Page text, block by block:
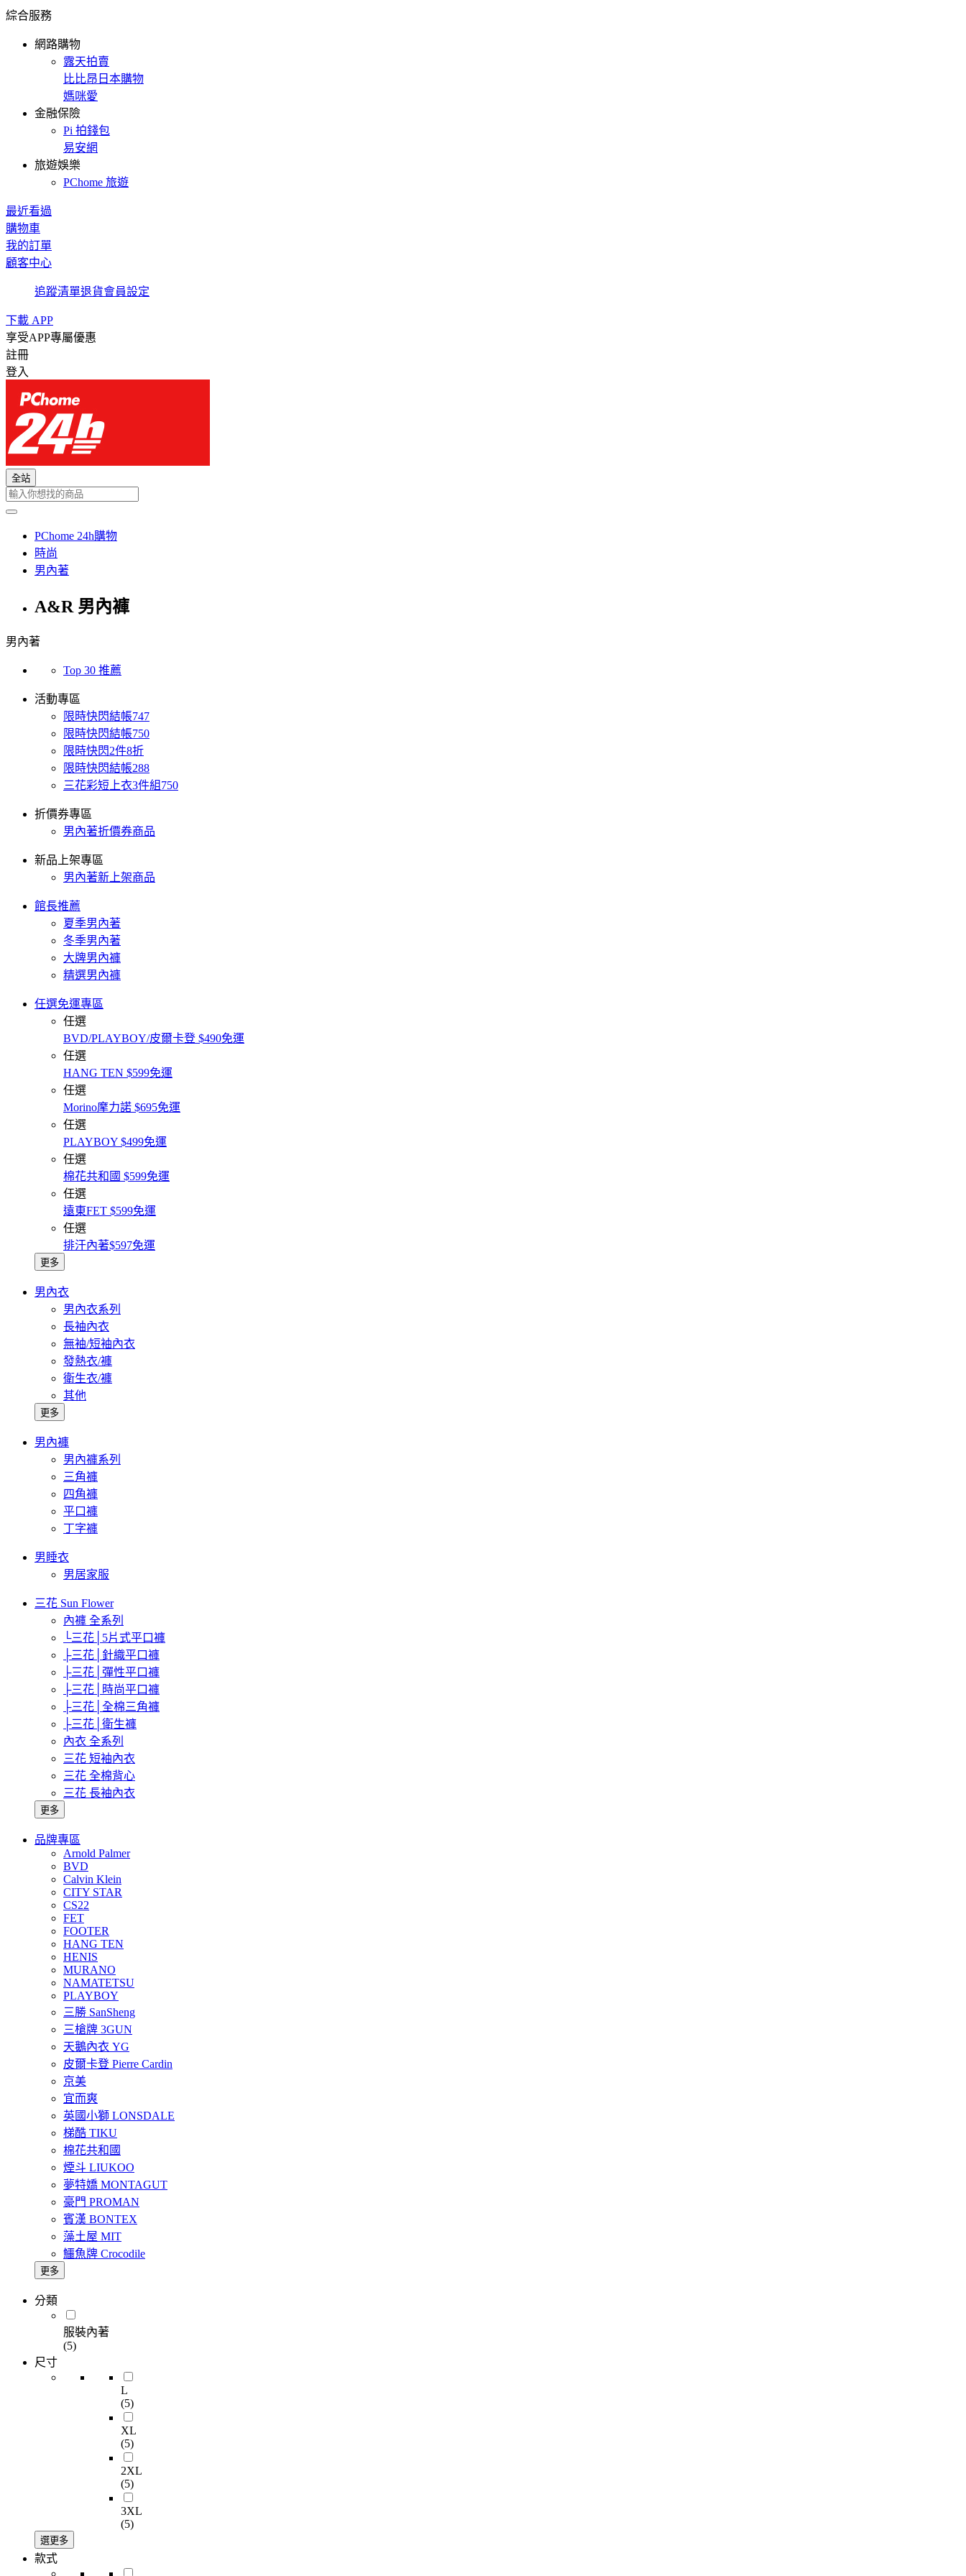
綜合服務
網路購物
露天拍賣
比比昂日本購物
媽咪愛
金融保險
Pi 拍錢包
易安網
旅遊娛樂
PChome 旅遊
最近看過
購物車
我的訂單
顧客中心
追蹤清單退貨會員設定
下載 APP
享受APP專屬優惠
註冊
登入
全站
PChome 24h購物
時尚
男內著
A&R 男內褲
男內著
Top 30 推薦
活動專區
限時快閃結帳747
限時快閃結帳750
限時快閃2件8折
限時快閃結帳288
三花彩短上衣3件組750
折價券專區
男內著折價券商品
新品上架專區
男內著新上架商品
館長推薦
夏季男內著
冬季男內著
大牌男內褲
精選男內褲
任選免運專區
任選
BVD/PLAYBOY/皮爾卡登 $490免運
任選
HANG TEN $599免運
任選
Morino摩力諾 $695免運
任選
PLAYBOY $499免運
任選
棉花共和國 $599免運
任選
遠東FET $599免運
任選
排汗內著$597免運
更多
男內衣
男內衣系列
長袖內衣
無袖/短袖內衣
發熱衣/褲
衛生衣/褲
其他
更多
男內褲
男內褲系列
三角褲
四角褲
平口褲
丁字褲
男睡衣
男居家服
三花 Sun Flower
內褲 全系列
└三花│5片式平口褲
├三花│針織平口褲
├三花│彈性平口褲
├三花│時尚平口褲
├三花│全棉三角褲
├三花│衛生褲
內衣 全系列
三花 短袖內衣
三花 全棉背心
三花 長袖內衣
更多
品牌專區
Arnold Palmer
BVD
Calvin Klein
CITY STAR
CS22
FET
FOOTER
HANG TEN
HENIS
MURANO
NAMATETSU
PLAYBOY
三勝 SanSheng
三槍牌 3GUN
天鵝內衣 YG
皮爾卡登 Pierre Cardin
京美
宜而爽
英國小獅 LONSDALE
梯酷 TIKU
棉花共和國
煙斗 LIUKOO
夢特嬌 MONTAGUT
豪門 PROMAN
賓漢 BONTEX
藻土屋 MIT
鱷魚牌 Crocodile
更多
分類
服裝內著
(5)
尺寸
L
(5)
XL
(5)
2XL
(5)
3XL
(5)
選更多
款式